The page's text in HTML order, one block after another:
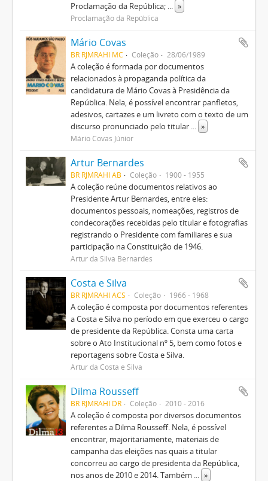
Proclamação da República; ... »
Proclamação da República
Mário Covas
BR RJMRAHI MC Coleção 28/06/1989
A coleção é formada por documentos
relacionados à propaganda política da
candidatura de Mário Covas à Presidência da
República. Nela, é possível encontrar panfletos,
adesivos, cartazes e um livreto com o texto de um
discurso pronunciado pelo titular ... »
Mário Covas Júnior
Artur Bernardes
BR RJMRAHI AB Coleção 1900 - 1955
A coleção reúne documentos relativos ao
Presidente Artur Bernardes, entre eles:
documentos pessoais, nomeações, registros de
condecorações recebidas pelo titular e fotografias
registrando o Presidente com familiares e sua
participação na Constituição de 1946.
Artur da Silva Bernardes
Costa e Silva
BR RJMRAHI ACS Coleção 1966 - 1968
A coleção é composta por documentos referentes
a Costa e Silva no período em que exerceu o cargo
de presidente da República. Consta uma carta
sobre o Ato Institucional nº 5, bem como fotos e
reportagens sobre Costa e Silva.
Artur da Costa e Silva
Dilma Rousseff
BR RJMRAHI DR Coleção 2010 - 2016
A coleção é composta por diversos documentos
referentes a Dilma Rousseff. Nela, é possível
encontrar, majoritariamente, materiais de
campanha das eleições nas quais a titular
concorreu ao cargo de presidenta da República,
nos anos de 2010 e 2014. Também ... »